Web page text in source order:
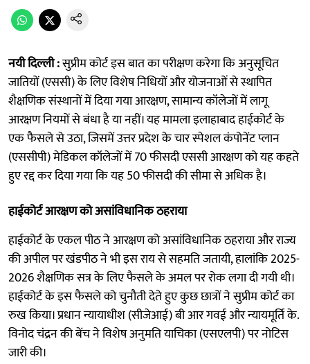
नयी दिल्ली :सुप्रीम कोर्ट इस बात का परीक्षण करेगा कि अनुसूचित
जातियों (एससी) के लिए विशेष निधियों और योजनाओं से स्थापित
शैक्षणिक संस्थानों में दिया गया आरक्षण, सामान्य कॉलेजों में लागू
आरक्षण नियमों से बंधा है या नहीं। यह मामला इलाहाबाद हाईकोर्ट के
एक फैसले से उठा, जिसमें उत्तर प्रदेश के चार स्पेशल कंपोनेंट प्लान
(एससीपी) मेडिकल कॉलेजों में 70 फीसदी एससी आरक्षण को यह कहते
हुए रद्द कर दिया गया कि यह 50 फीसदी की सीमा से अधिक है।
हाईकोर्ट आरक्षण को असांविधानिक ठहराया
हाईकोर्ट के एकल पीठ ने आरक्षण को असांविधानिक ठहराया और राज्य
की अपील पर खंडपीठ ने भी इस राय से सहमति जतायी, हालांकि 2025-
2026 शैक्षणिक सत्र के लिए फैसले के अमल पर रोक लगा दी गयी थी।
हाईकोर्ट के इस फैसले को चुनौती देते हुए कुछ छात्रों ने सुप्रीम कोर्ट का
रुख किया। प्रधान न्यायाधीश (सीजेआई) बी आर गवई और न्यायमूर्ति के.
विनोद चंद्रन की बेंच ने विशेष अनुमति याचिका (एसएलपी) पर नोटिस
जारी की।